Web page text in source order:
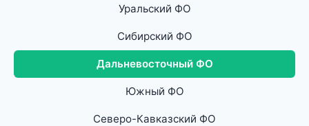
Уральский ФО
Сибирский ФО
Дальневосточный ФО
Южный ФО
Северо-Кавказский ФО